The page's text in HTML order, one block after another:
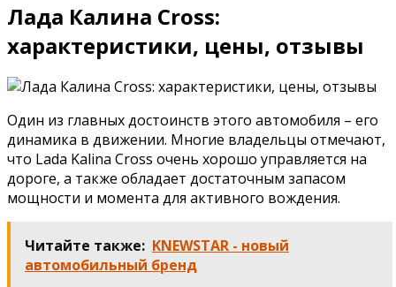
Лада Калина Cross:
характеристики, цены, отзывы
Один из главных достоинств этого автомобиля – его
динамика в движении. Многие владельцы отмечают,
что Lada Kalina Cross очень хорошо управляется на
дороге, а также обладает достаточным запасом
мощности и момента для активного вождения.
Читайте также: KNEWSTAR - новый
автомобильный бренд